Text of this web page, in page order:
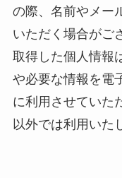
の際、名前やメー
いただく場合がご
取得した個人情報
や必要な情報を電
に利用させていた
以外では利用いた